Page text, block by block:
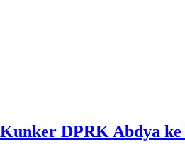
Kunker DPRK Abdya